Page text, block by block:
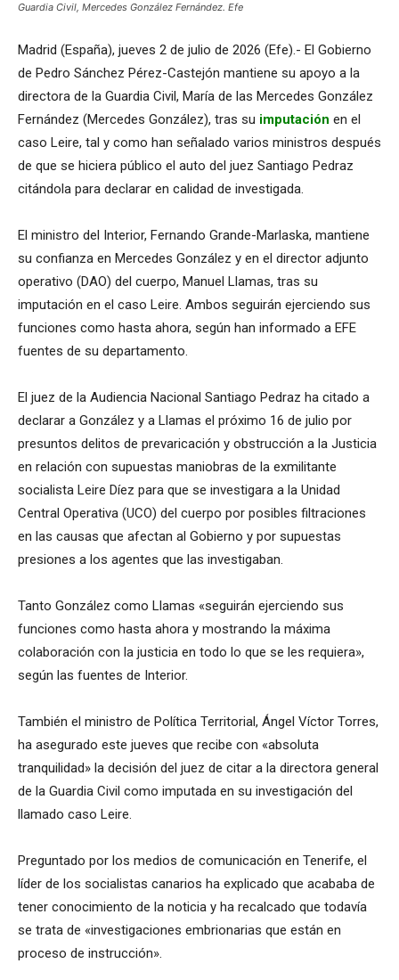
Guardia Civil, Mercedes González Fernández. Efe
Madrid (España), jueves 2 de julio de 2026 (Efe).- El Gobierno
de Pedro Sánchez Pérez-Castejón mantiene su apoyo a la
directora de la Guardia Civil, María de las Mercedes González
Fernández (Mercedes González), tras su imputación en el
caso Leire, tal y como han señalado varios ministros después
de que se hiciera público el auto del juez Santiago Pedraz
citándola para declarar en calidad de investigada.
El ministro del Interior, Fernando Grande-Marlaska, mantiene
su confianza en Mercedes González y en el director adjunto
operativo (DAO) del cuerpo, Manuel Llamas, tras su
imputación en el caso Leire. Ambos seguirán ejerciendo sus
funciones como hasta ahora, según han informado a EFE
fuentes de su departamento.
El juez de la Audiencia Nacional Santiago Pedraz ha citado a
declarar a González y a Llamas el próximo 16 de julio por
presuntos delitos de prevaricación y obstrucción a la Justicia
en relación con supuestas maniobras de la exmilitante
socialista Leire Díez para que se investigara a la Unidad
Central Operativa (UCO) del cuerpo por posibles filtraciones
en las causas que afectan al Gobierno y por supuestas
presiones a los agentes que las investigaban.
Tanto González como Llamas «seguirán ejerciendo sus
funciones como hasta ahora y mostrando la máxima
colaboración con la justicia en todo lo que se les requiera»,
según las fuentes de Interior.
También el ministro de Política Territorial, Ángel Víctor Torres,
ha asegurado este jueves que recibe con «absoluta
tranquilidad» la decisión del juez de citar a la directora general
de la Guardia Civil como imputada en su investigación del
llamado caso Leire.
Preguntado por los medios de comunicación en Tenerife, el
líder de los socialistas canarios ha explicado que acababa de
tener conocimiento de la noticia y ha recalcado que todavía
se trata de «investigaciones embrionarias que están en
proceso de instrucción».